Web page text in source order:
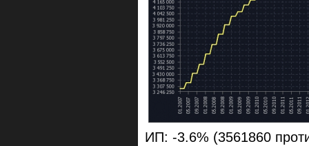
ИП: -3.6% (3561860